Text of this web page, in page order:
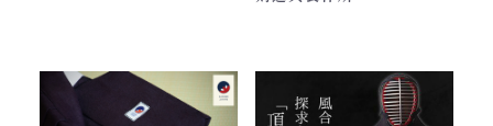
ハンドルの高さ：22cm
トが町のPRとふるさと納
税ということもあり、高品